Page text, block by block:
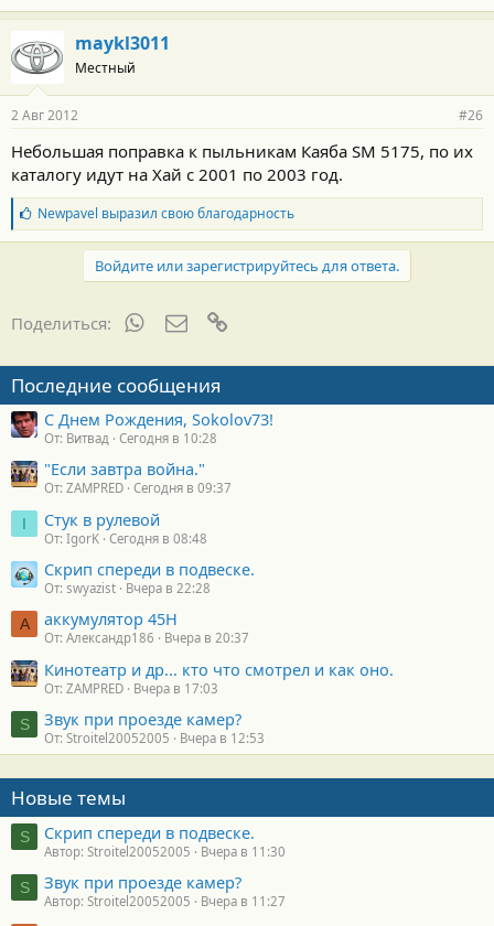
maykl3011
Местный
2 Авг 2012 #26
Небольшая поправка к пыльникам Каяба SM 5175, по их
каталогу идут на Хай с 2001 по 2003 год.
Б
л
а
а
р
о
с
т
и
:
Newpavel выразил свою благодарность
Войдите или зарегистрируйтесь для ответа.
Поделиться: WhatsAppЭлектронная почта
Последние сообщения
С Днем Рождения, Sokolov73!
От: Витвад Сегодня в 10:28
"Если завтра война."
От: ZAMPRED Сегодня в 09:37
I Стук в рулевой
От: IgorK Сегодня в 08:48
Скрип спереди в подвеске.
От: swyazist Вчера в 22:28
А аккумулятор 45H
От: Александр186 Вчера в 20:37
Кинотеатр и др... кто что смотрел и как оно.
От: ZAMPRED Вчера в 17:03
S Звук при проезде камер?
От: Stroitel20052005 Вчера в 12:53
Новые темы
S Скрип спереди в подвеске.
Автор: Stroitel20052005 Вчера в 11:30
S Звук при проезде камер?
Автор: Stroitel20052005 Вчера в 11:27